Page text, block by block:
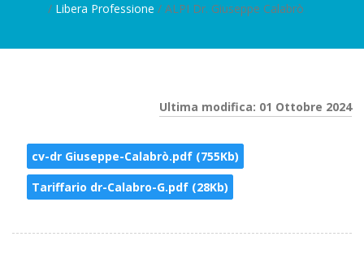
/ Libera Professione / ALPI Dr. Giuseppe Calabrò
Ultima modifica: 01 Ottobre 2024
cv-dr Giuseppe-Calabrò.pdf (755Kb)
Tariffario dr-Calabro-G.pdf (28Kb)